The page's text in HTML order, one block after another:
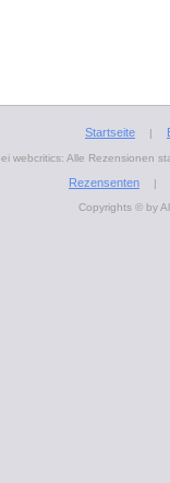
Startseite |
webcritics: Alle Rezensionen
Rezensenten
|
Copyrights © by